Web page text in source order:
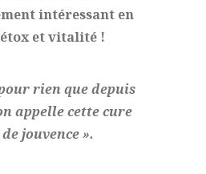
intéressant en
et vitalité !
pour rien que depuis
appelle cette cure
jouvence ».